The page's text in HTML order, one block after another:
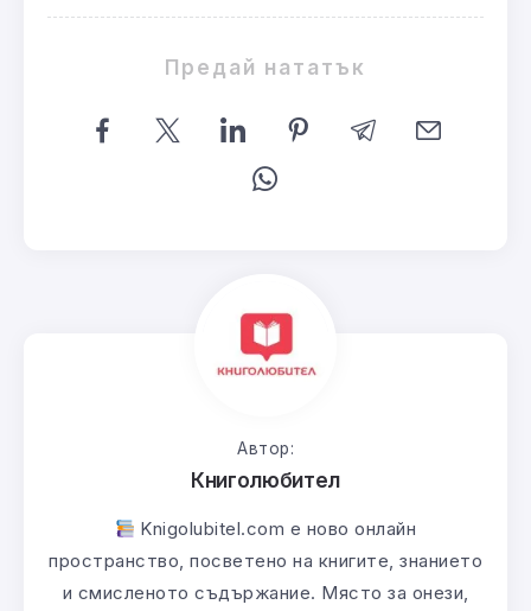
Предай нататък
Автор:
Книголюбител
Knigolubitel.com е ново онлайн
пространство, посветено на книгите, знанието
и смисленото съдържание. Място за онези,